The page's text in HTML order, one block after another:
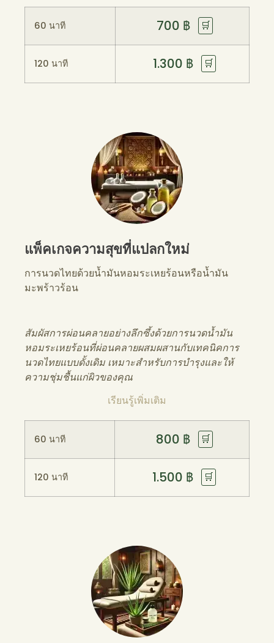
60 นาที 700 ฿ 🛒
120 นาที 1.300 ฿ 🛒
แพ็คเกจความสุขที่แปลกใหม่
การนวดไทยด้วยน้ำมันหอมระเหยร้อนหรือน้ำมัน
มะพร้าวร้อน
สัมผัสการผ่อนคลายอย่างลึกซึ้งด้วยการนวดน้ำมัน
หอมระเหยร้อนที่ผ่อนคลายผสมผสานกับเทคนิคการ
นวดไทยแบบดั้งเดิม เหมาะสำหรับการบำรุงและให้
ความชุ่มชื้นแก่ผิวของคุณ
เรียนรู้เพิ่มเติม
60 นาที 800 ฿ 🛒
120 นาที 1.500 ฿ 🛒